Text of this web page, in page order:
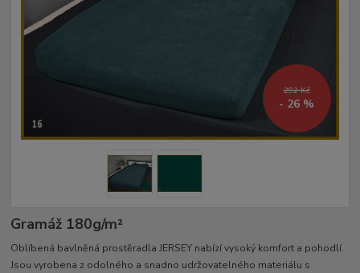
292 Kč
- 26 %
Gramáž 180g/m²­
Oblíbená bavlněná prostěradla JERSEY nabízí vysoký komfort a pohodlí.
Jsou vyrobena z odolného a snadno udržovatelného materiálu s